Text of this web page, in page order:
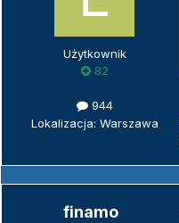
Użytkownik
82
944
Lokalizacja: Warszawa
finamo